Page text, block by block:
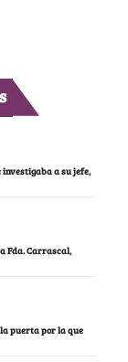
investigaba a su jefe,
Fda. Carrascal,
puerta por la que